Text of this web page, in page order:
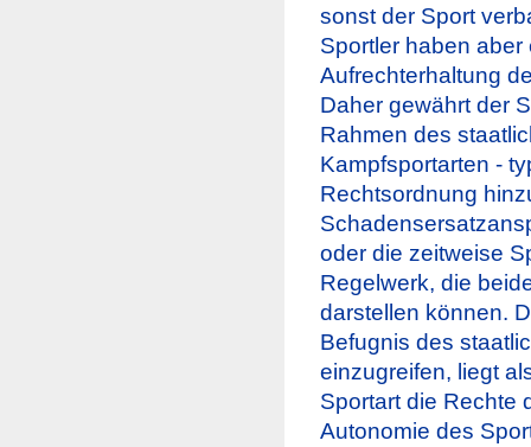
sonst der Sport
Sportler haben
Aufrechterhaltung
Daher gewährt der
Rahmen des
Kampfsportarten -
Rechtsordnung
oder die zeitweise
Regelwerk, die
darstellen können.
Befugnis des
einzugreifen, liegt
Sportart die Rechte
Autonomie des